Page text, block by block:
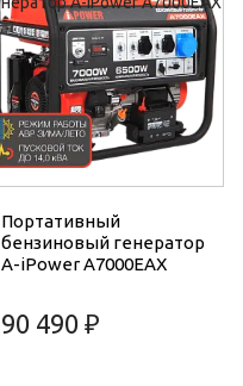
Портативный
бензиновый генератор
A-iPower A7000EAX
90 490 ₽